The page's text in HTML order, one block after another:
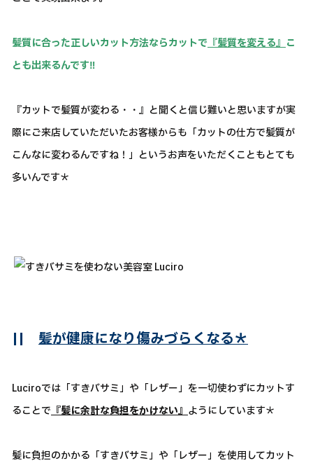
髪質に合った正しいカット方法ならカットで『髪質を変える』こ
とも出来るんです‼
『カットで髪質が変わる・・』と聞くと信じ難いと思いますが実
際にご来店していただいたお客様からも「カットの仕方で髪質が
こんなに変わるんですね！」というお声をいただくこともとても
多いんです＊
|| 髪が健康になり傷みづらくなる＊
Luciroでは「すきバサミ」や「レザー」を一切使わずにカットす
ることで『髪に余計な負担をかけない』ようにしています＊
髪に負担のかかる「すきバサミ」や「レザー」を使用してカット